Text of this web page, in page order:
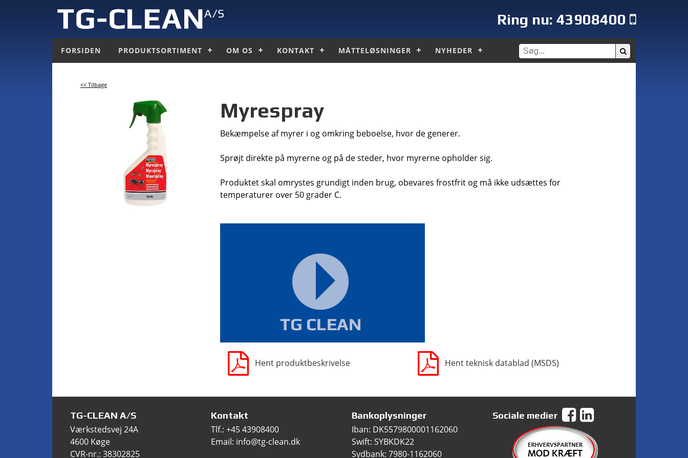
Ring nu: 43908400
FORSIDEN PRODUKTSORTIMENT OM OS KONTAKT MÅTTELØSNINGER NYHEDER
<< Tilbage
Myrespray
Bekæmpelse af myrer i og omkring beboelse, hvor de generer.
Sprøjt direkte på myrerne og på de steder, hvor myrerne opholder sig.
Produktet skal omrystes grundigt inden brug, obevares frostfrit og må ikke udsættes for
temperaturer over 50 grader C.
Hent produktbeskrivelse Hent teknisk datablad (MSDS)
TG-CLEAN A/S
Værkstedsvej 24A
4600 Køge
CVR-nr.: 38302825
Kontakt
Tlf.: +45 43908400
Email: info@tg-clean.dk
Bankoplysninger
Iban: DK5579800001162060
Swift: SYBKDK22
Sydbank: 7980-1162060
Sociale medier